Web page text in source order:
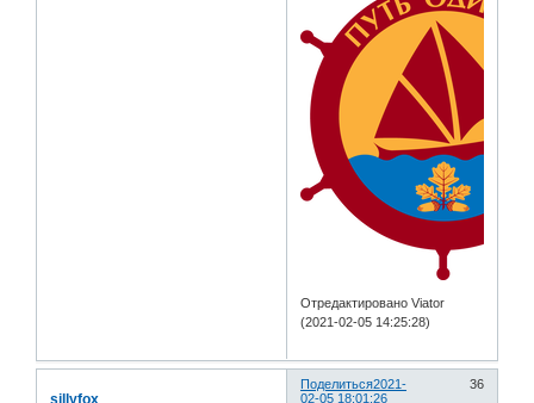
Отредактировано Viator
(2021-02-05 14:25:28)
Поделиться 36
2021-
02-05 18:01:26
sillyfox